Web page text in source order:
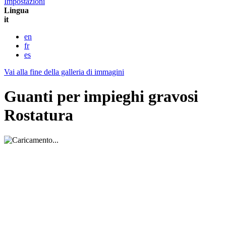
Lingua
it
en
fr
es
Vai alla fine della galleria di immagini
Guanti per impieghi gravosi
Rostatura